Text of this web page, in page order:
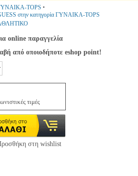
TOPS •
στην κατηγορία ΓΥΝΑΙΚΑ-TOPS
online παραγγελία
από οποιοδήποτε eshop point!
τιμές
στη wishlist